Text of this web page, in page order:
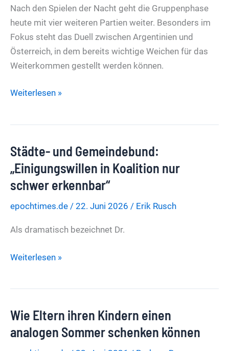
Nach den Spielen der Nacht geht die Gruppenphase
heute mit vier weiteren Partien weiter. Besonders im
Fokus steht das Duell zwischen Argentinien und
Österreich, in dem bereits wichtige Weichen für das
Weiterkommen gestellt werden können.
TICKER
Sein
17.
WM-
Tor:
Lionel
lässt
Weiterlesen »
Städte- und Gemeindebund:
„Einigungswillen in Koalition nur
schwer erkennbar“
epochtimes.de / 22. Juni 2026 / Erik Rusch
Als dramatisch bezeichnet Dr.
Städte-
in
Koalition
Weiterlesen »
Wie Eltern ihren Kindern einen
analogen Sommer schenken können